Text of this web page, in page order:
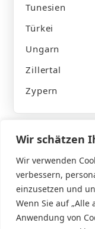
Wir schätzen
Wir verwenden
verbessern,
einzusetzen und
Wenn Sie auf
Anwendung von
Tunesien
Türkei
Ungarn
Zillertal
Zypern